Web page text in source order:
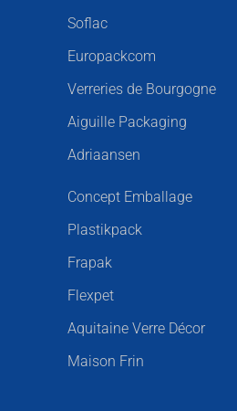
Soflac
Europackcom
Verreries de Bourgogne
Aiguille Packaging
Adriaansen
Concept Emballage
Plastikpack
Frapak
Flexpet
Aquitaine Verre Décor
Maison Frin